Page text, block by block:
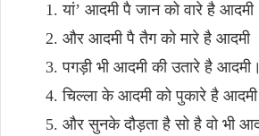
यां’ आदमी पै जान को वारे है आदमी
और आदमी पै तैग को मारे है आदमी
पगड़ी भी आदमी की उतारे है आदमी।
चिल्ला के आदमी को पुकारे है
और सुनके दौड़ता है सो है वो भी